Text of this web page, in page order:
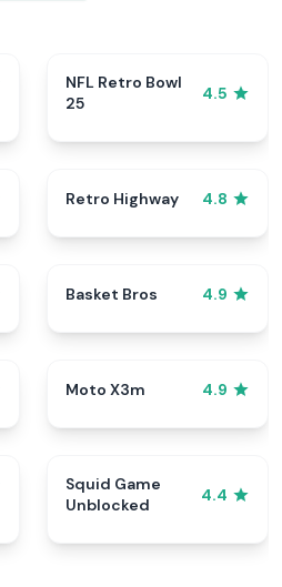
NFL Retro Bowl
25
4.5
Retro Highway 4.8
Basket Bros 4.9
Moto X3m 4.9
Squid Game
Unblocked
4.4